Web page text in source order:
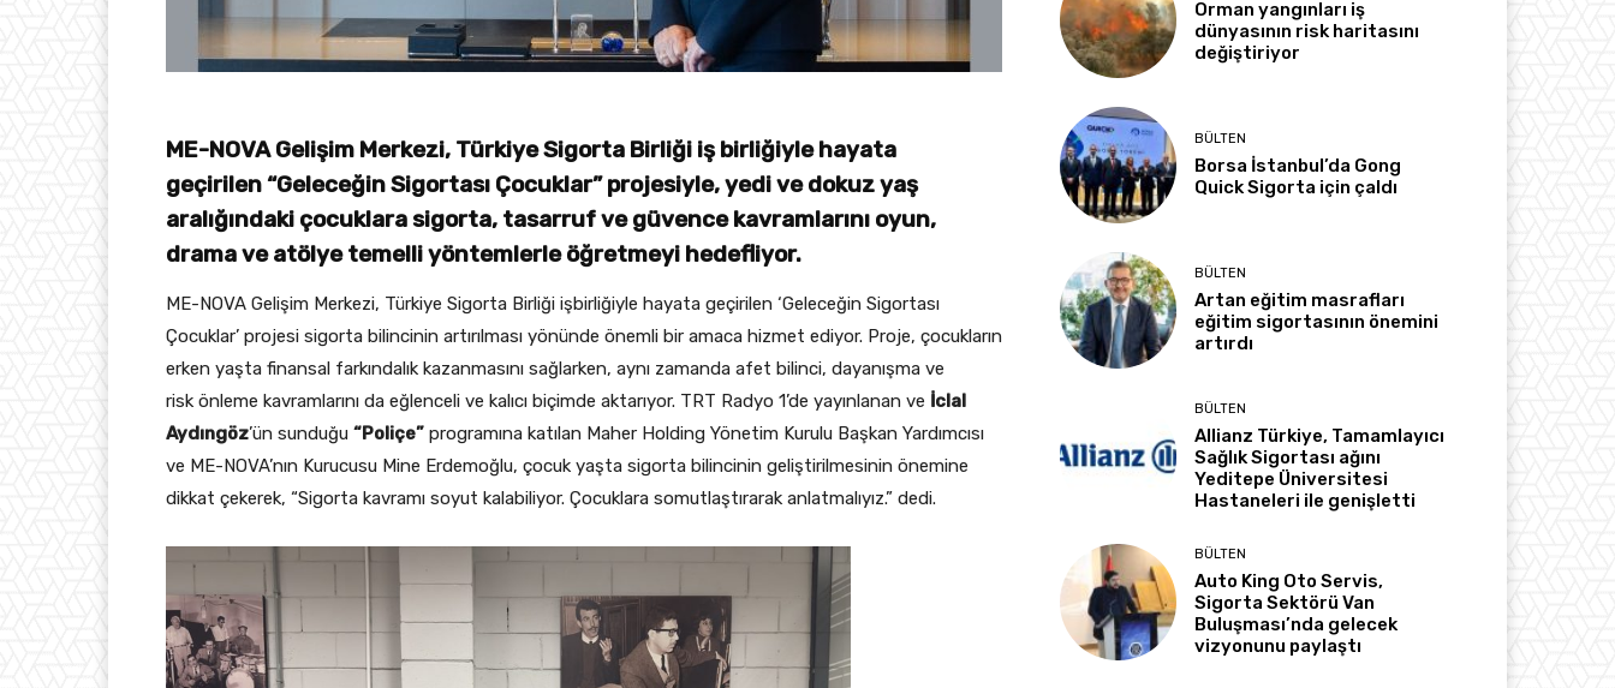
ME-NOVA Gelişim Merkezi, Türkiye Sigorta Birliği iş birliğiyle hayata
geçirilen “Geleceğin Sigortası Çocuklar” projesiyle, yedi ve dokuz yaş
aralığındaki çocuklara sigorta, tasarruf ve güvence kavramlarını oyun,
drama ve atölye temelli yöntemlerle öğretmeyi hedefliyor.
ME-NOVA Gelişim Merkezi, Türkiye Sigorta Birliği işbirliğiyle hayata geçirilen ‘Geleceğin Sigortası
Çocuklar’ projesi sigorta bilincinin artırılması yönünde önemli bir amaca hizmet ediyor. Proje, çocukların
erken yaşta finansal farkındalık kazanmasını sağlarken, aynı zamanda afet bilinci, dayanışma ve
risk önleme kavramlarını da eğlenceli ve kalıcı biçimde aktarıyor. TRT Radyo 1’de yayınlanan ve İclal
Aydıngöz’ün sunduğu “Poliçe” programına katılan Maher Holding Yönetim Kurulu Başkan Yardımcısı
ve ME-NOVA’nın Kurucusu Mine Erdemoğlu, çocuk yaşta sigorta bilincinin geliştirilmesinin önemine
dikkat çekerek, “Sigorta kavramı soyut kalabiliyor. Çocuklara somutlaştırarak anlatmalıyız.” dedi.
Orman yangınları iş
dünyasının risk haritasını
değiştiriyor
BÜLTEN
Borsa İstanbul’da Gong
Quick Sigorta için çaldı
BÜLTEN
Artan eğitim masrafları
eğitim sigortasının önemini
artırdı
BÜLTEN
Allianz Türkiye, Tamamlayıcı
Sağlık Sigortası ağını
Yeditepe Üniversitesi
Hastaneleri ile genişletti
BÜLTEN
Auto King Oto Servis,
Sigorta Sektörü Van
Buluşması’nda gelecek
vizyonunu paylaştı